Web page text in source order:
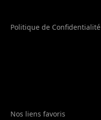
Politique de Confidentialité
Nos liens favoris